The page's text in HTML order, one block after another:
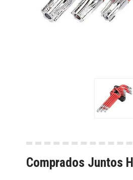
Comprados Juntos